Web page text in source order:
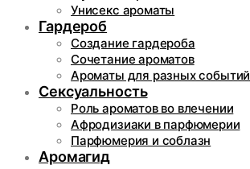
Унисекс ароматы
Гардероб
Создание гардероба
Сочетание ароматов
Ароматы для разных событий
Сексуальность
Роль ароматов во влечении
Афродизиаки в парфюмерии
Парфюмерия и соблазн
Аромагид